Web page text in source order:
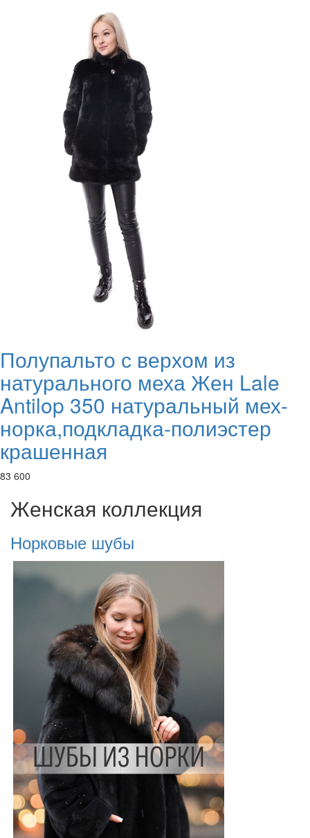
Полупальто с верхом из
натурального меха Жен Lale
Antilop 350 натуральный мех-
норка,подкладка-полиэстер
крашенная
83 600
Женская коллекция
Норковые шубы